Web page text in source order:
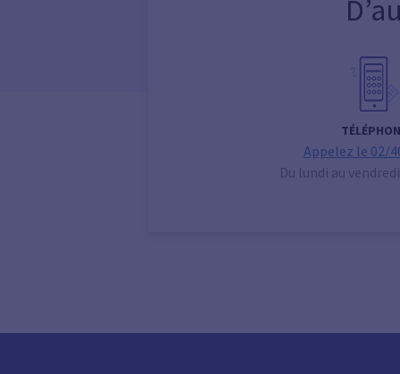
Appelez le 02/
Du lundi au